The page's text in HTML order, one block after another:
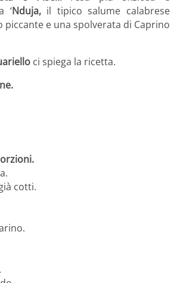
‘Nduja, il tipico salume calabrese
piccante e una spolverata di Caprino
ci spiega la ricetta.
cotti.